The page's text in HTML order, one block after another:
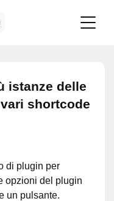
istanze delle
shortcode
di plugin per
opzioni del plugin
un pulsante.